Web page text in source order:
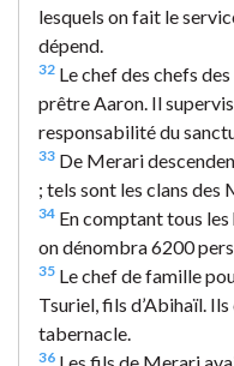
lesquels on fait le
dépend.
32 Le chef des chefs
prêtre Aaron. Il
responsabilité du
33 De Merari
; tels sont les clans des
34 En comptant tous les
on dénombra 6200
35 Le chef de famille
Tsuriel, fils d’Abihaïl.
tabernacle.
36 Les fils de Merari